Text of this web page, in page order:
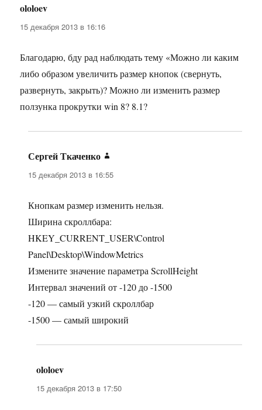
ololoev
15 декабря 2013 в 16:16
Благодарю, бду рад наблюдать тему «Можно ли каким
либо образом увеличить размер кнопок (свернуть,
развернуть, закрыть)? Можно ли изменить размер
ползунка прокрутки win 8? 8.1?
Сергей Ткаченко
15 декабря 2013 в 16:55
Кнопкам размер изменить нельзя.
Ширина скроллбара:
HKEY_CURRENT_USER\Control
Panel\Desktop\WindowMetrics
Измените значение параметра ScrollHeight
Интервал значений от -120 до -1500
-120 — самый узкий скроллбар
-1500 — самый широкий
ololoev
15 декабря 2013 в 17:50